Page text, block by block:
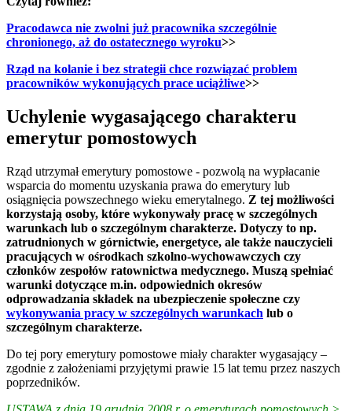
Pracodawca nie zwolni już pracownika szczególnie
chronionego, aż do ostatecznego wyroku>>
Rząd na kolanie i bez strategii chce rozwiązać problem
pracowników wykonujących prace uciążliwe>>
Uchylenie wygasającego charakteru
emerytur pomostowych
Rząd utrzymał emerytury pomostowe - pozwolą na wypłacanie
wsparcia do momentu uzyskania prawa do emerytury lub
osiągnięcia powszechnego wieku emerytalnego. Z tej możliwości
korzystają osoby, które wykonywały pracę w szczególnych
warunkach lub o szczególnym charakterze. Dotyczy to np.
zatrudnionych w górnictwie, energetyce, ale także nauczycieli
pracujących w ośrodkach szkolno-wychowawczych czy
członków zespołów ratownictwa medycznego. Muszą spełniać
warunki dotyczące m.in. odpowiednich okresów
odprowadzania składek na ubezpieczenie społeczne czy
wykonywania pracy w szczególnych warunkach lub o
szczególnym charakterze.
Do tej pory emerytury pomostowe miały charakter wygasający –
zgodnie z założeniami przyjętymi prawie 15 lat temu przez naszych
poprzedników.